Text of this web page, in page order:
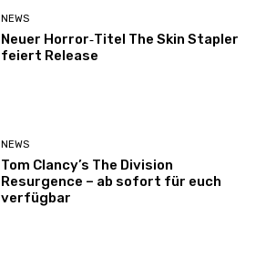
NEWS
Neuer Horror‑Titel The Skin Stapler
feiert Release
NEWS
Tom Clancy’s The Division
Resurgence – ab sofort für euch
verfügbar